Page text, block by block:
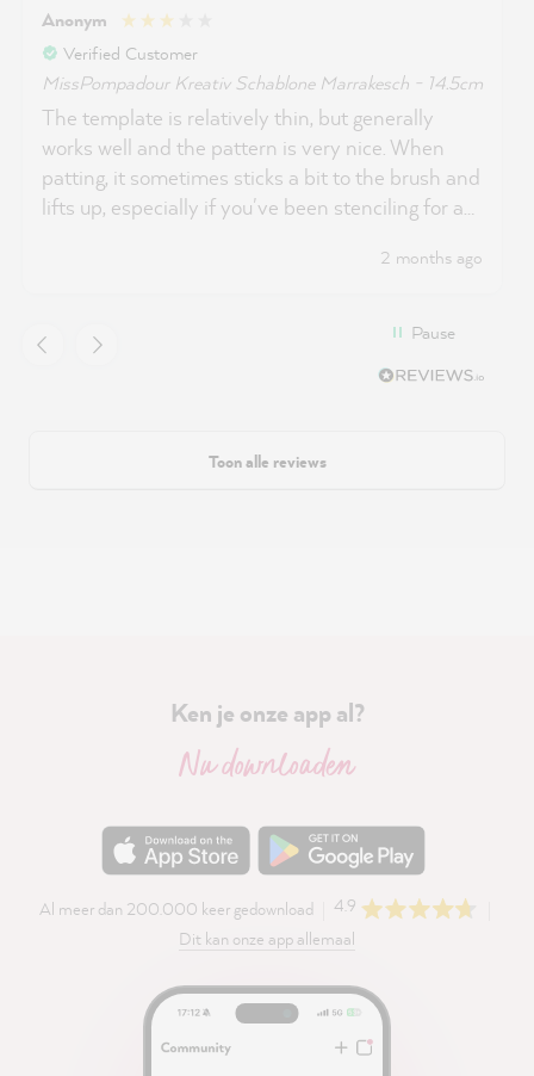
Anonym
Verified Customer
MissPompadour Kreativ Schablone Marrakesch - 14.5cm
The template is relatively thin, but generally
works well and the pattern is very nice. When
patting, it sometimes sticks a bit to the brush and
lifts up, especially if you've been stenciling for a
the paint sticks to the stencil after a while. I think
2 months ago
Pause
Toon alle reviews
Ken je onze app al?
Nu downloaden
Al meer dan 200.000 keer gedownload
4.9
Dit kan onze app allemaal